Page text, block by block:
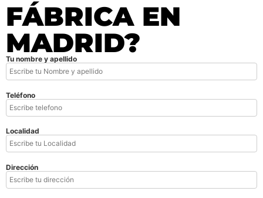
FÁBRICA EN
MADRID?
Tu nombre y apellido
Teléfono
Localidad
Dirección